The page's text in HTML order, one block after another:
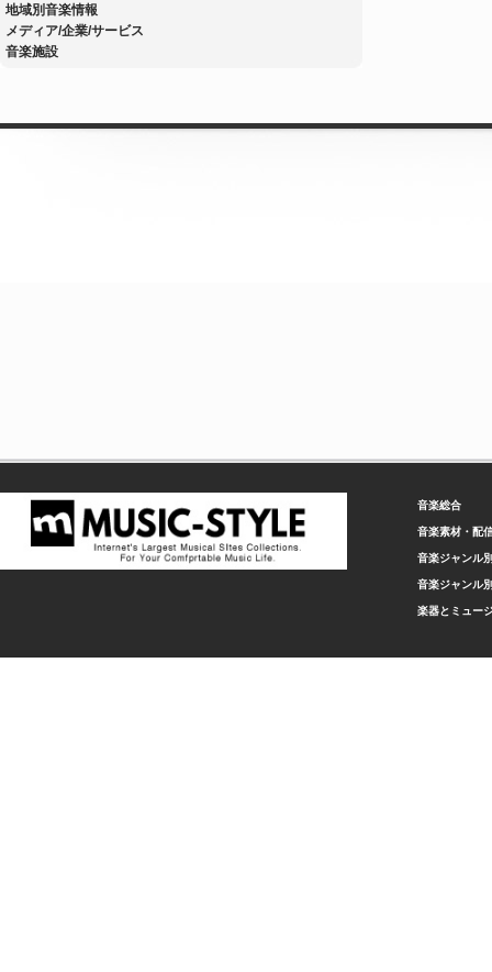
地域別音楽情報
メディア/企業/サービス
音楽施設
音楽総合
音楽素材・配
音楽ジャンル
音楽ジャンル
楽器とミュー